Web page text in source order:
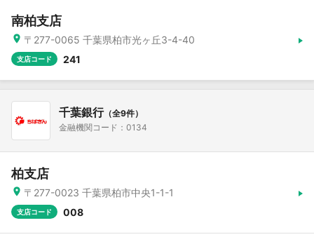
南柏支店
〒277-0065 千葉県柏市光ヶ丘3-4-40
支店コード 241
千葉銀行（全9件）
金融機関コード：0134
柏支店
〒277-0023 千葉県柏市中央1-1-1
支店コード 008